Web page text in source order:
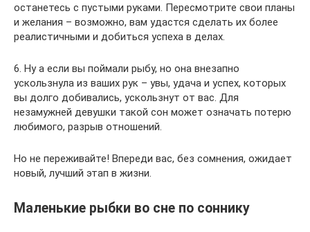
останетесь с пустыми руками. Пересмотрите свои планы
и желания – возможно, вам удастся сделать их более
реалистичными и добиться успеха в делах.
6. Ну а если вы поймали рыбу, но она внезапно
ускользнула из ваших рук – увы, удача и успех, которых
вы долго добивались, ускользнут от вас. Для
незамужней девушки такой сон может означать потерю
любимого, разрыв отношений.
Но не переживайте! Впереди вас, без сомнения, ожидает
новый, лучший этап в жизни.
Маленькие рыбки во сне по соннику